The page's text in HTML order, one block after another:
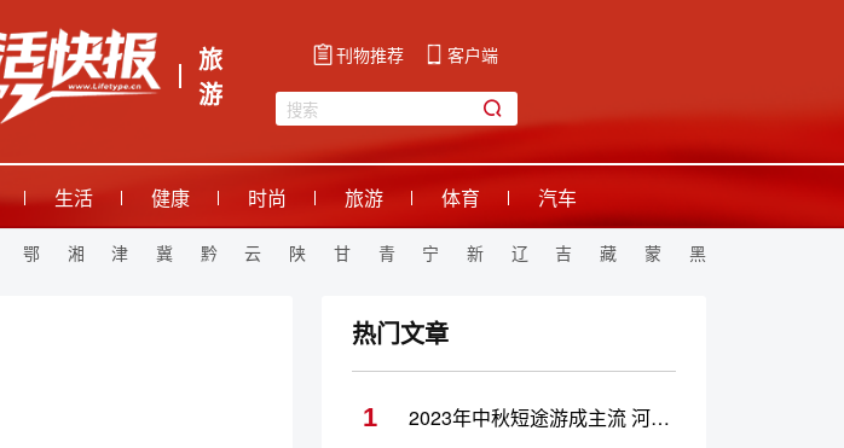
旅
游
刊物推荐 客户端
生活 健康 时尚 旅游 体育 汽车
鄂 湘 津 冀 黔 云 陕 甘 青 宁 新 辽 吉 藏 蒙 黑
热门文章
1 2023年中秋短途游成主流 河南热门景点推荐